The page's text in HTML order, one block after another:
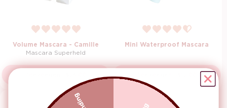
Volume Mascara - Camille
Mascara Superheld
Mini Waterproof Mascara
Normale prijs